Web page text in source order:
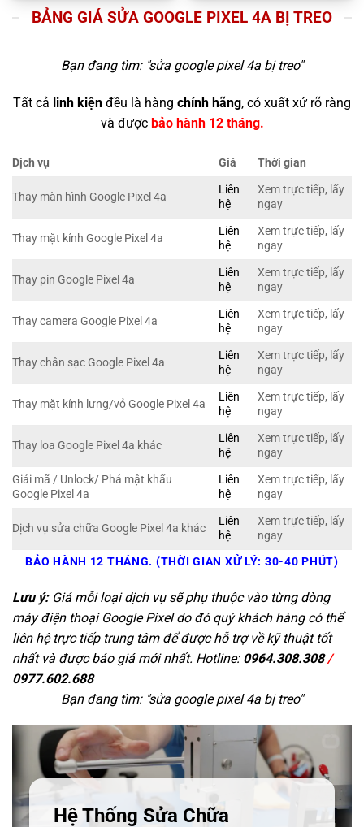
BẢNG GIÁ SỬA GOOGLE PIXEL 4A BỊ TREO
Bạn đang tìm: "sửa google pixel 4a bị treo"
Tất cả linh kiện đều là hàng chính hãng, có xuất xứ rõ ràng
và được bảo hành 12 tháng.
Dịch vụ Giá Thời gian
Thay màn hình Google Pixel 4a
Liên
hệ
Xem trực tiếp, lấy
ngay
Thay mặt kính Google Pixel 4a
Liên
hệ
Xem trực tiếp, lấy
ngay
Thay pin Google Pixel 4a
Liên
hệ
Xem trực tiếp, lấy
ngay
Thay camera Google Pixel 4a
Liên
hệ
Xem trực tiếp, lấy
ngay
Thay chân sạc Google Pixel 4a
Liên
hệ
Xem trực tiếp, lấy
ngay
Thay mặt kính lưng/vỏ Google Pixel 4a
Liên
hệ
Xem trực tiếp, lấy
ngay
Thay loa Google Pixel 4a khác
Liên
hệ
Xem trực tiếp, lấy
ngay
Giải mã / Unlock/ Phá mật khẩu
Google Pixel 4a
Liên
hệ
Xem trực tiếp, lấy
ngay
Dịch vụ sửa chữa Google Pixel 4a khác
Liên
hệ
Xem trực tiếp, lấy
ngay
BẢO HÀNH 12 THÁNG. (THỜI GIAN XỬ LÝ: 30-40 PHÚT)
Lưu ý:Giá mỗi loại dịch vụ sẽ phụ thuộc vào từng dòng
máy điện thoại Google Pixel do đó quý khách hàng có thể
liên hệ trực tiếp trung tâm để được hỗ trợ về kỹ thuật tốt
nhất và được báo giá mới nhất. Hotline: 0964.308.308/
0977.602.688
Bạn đang tìm: "sửa google pixel 4a bị treo"
Hệ Thống Sửa Chữa